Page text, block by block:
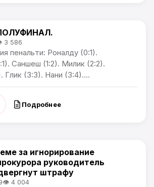
3 586
пенальти: Роналду (0:1).
Саншеш (1:2). Милик (2:2).
Глик (3:3). Нани (3:4)....
Подробнее
за игнорирование
руководитель
штрафу
👁 4 004